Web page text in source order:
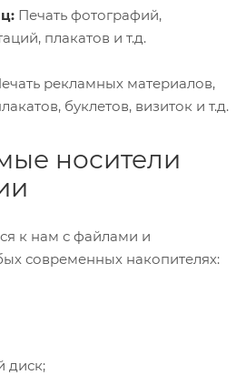
Печать фотографий,
плакатов и т.д.
рекламных материалов,
буклетов, визиток и т.д.
носители
к нам с файлами и
современных накопителях:
диск;